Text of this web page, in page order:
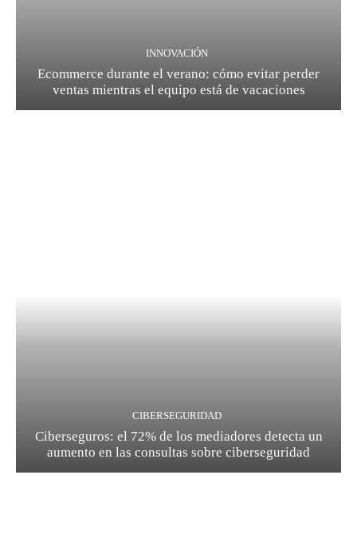
INNOVACIÓN
Ecommerce durante el verano: cómo evitar perder
ventas mientras el equipo está de vacaciones
CIBERSEGURIDAD
Ciberseguros: el 72% de los mediadores detecta un
aumento en las consultas sobre ciberseguridad